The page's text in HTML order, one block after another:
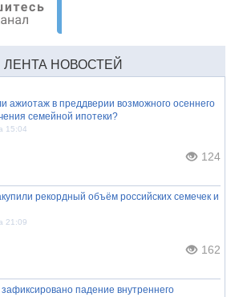
ЛЕНТА НОВОСТЕЙ
ажиотаж в преддверии возможного осеннего
семейной ипотеки?
15:04
124
рекордный объём российских семечек и
21:09
162
падение внутреннего